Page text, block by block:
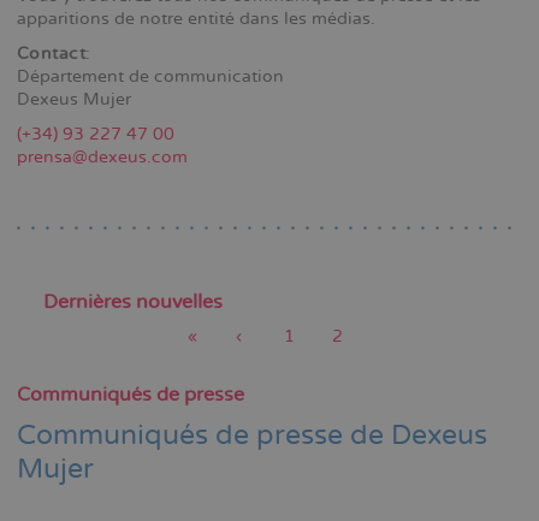
apparitions de notre entité dans les médias.
Contact:
Département de communication
Dexeus Mujer
(+34) 93 227 47 00
prensa@dexeus.com
Dernières nouvelles
Première
«
Page
‹ Page
1
Page
2
Communiqués de presse
Communiqués de presse de Dexeus
Mujer